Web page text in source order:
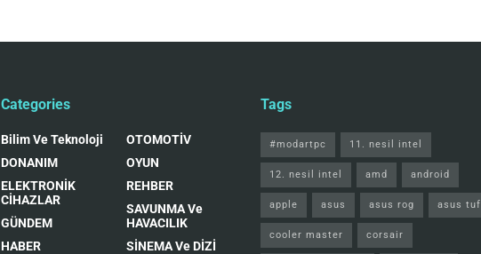
Categories
Bilim Ve Teknoloji
DONANIM
ELEKTRONİK
CİHAZLAR
GÜNDEM
HABER
OTOMOTİV
OYUN
REHBER
SAVUNMA Ve
HAVACILIK
SİNEMA Ve DİZİ
Tags
#modartpc 11. nesil intel
12. nesil intel amd android
apple asus asus rog asus tuf
cooler master corsair